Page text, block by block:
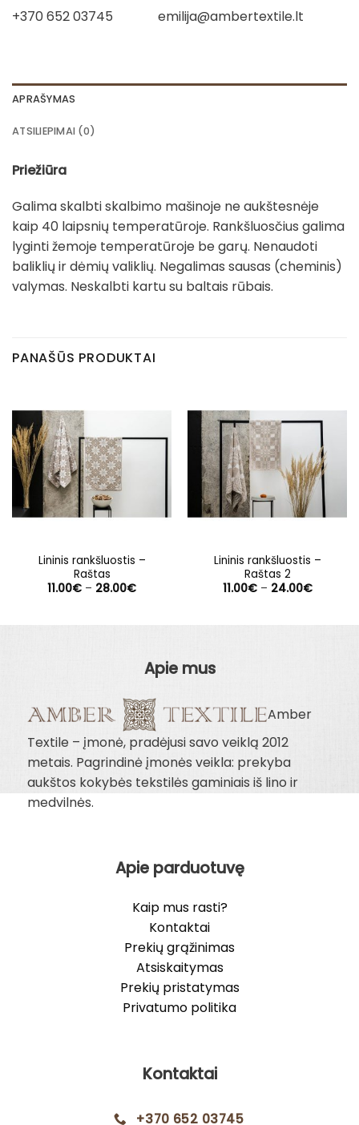
+370 652 03745
emilija@ambertextile.lt
APRAŠYMAS
ATSILIEPIMAI (0)
Priežiūra
Galima skalbti skalbimo mašinoje ne aukštesnėje
kaip 40 laipsnių temperatūroje. Rankšluosčius galima
lyginti žemoje temperatūroje be garų. Nenaudoti
baliklių ir dėmių valiklių. Negalimas sausas (cheminis)
valymas. Neskalbti kartu su baltais rūbais.
PANAŠŪS PRODUKTAI
Lininis rankšluostis –
Raštas
11.00€ – 28.00€Price
Lininis rankšluostis –
Raštas 2
11.00€ – 24.00€Price
Apie mus
Amber
Textile – įmonė, pradėjusi savo veiklą 2012
metais. Pagrindinė įmonės veikla: prekyba
aukštos kokybės tekstilės gaminiais iš lino ir
medvilnės.
Apie parduotuvę
Kaip mus rasti?
Kontaktai
Prekių grąžinimas
Atsiskaitymas
Prekių pristatymas
Privatumo politika
Kontaktai
+370 652 03745